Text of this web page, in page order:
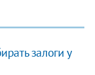
залоги у